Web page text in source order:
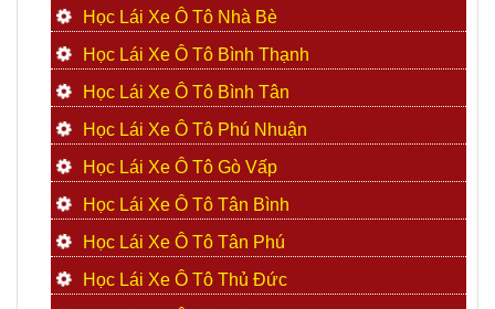
Học Lái Xe Ô Tô Nhà Bè
Học Lái Xe Ô Tô Bình Thạnh
Học Lái Xe Ô Tô Bình Tân
Học Lái Xe Ô Tô Phú Nhuận
Học Lái Xe Ô Tô Gò Vấp
Học Lái Xe Ô Tô Tân Bình
Học Lái Xe Ô Tô Tân Phú
Học Lái Xe Ô Tô Thủ Đức